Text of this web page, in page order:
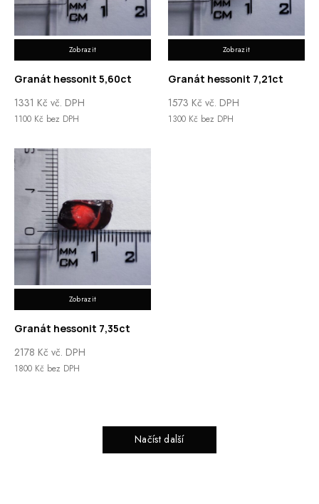
Zobrazit
Granát hessonit 5,60ct
1331 Kč vč. DPH
1100 Kč bez DPH
Zobrazit
Granát hessonit 7,21ct
1573 Kč vč. DPH
1300 Kč bez DPH
Zobrazit
Granát hessonit 7,35ct
2178 Kč vč. DPH
1800 Kč bez DPH
Načíst další